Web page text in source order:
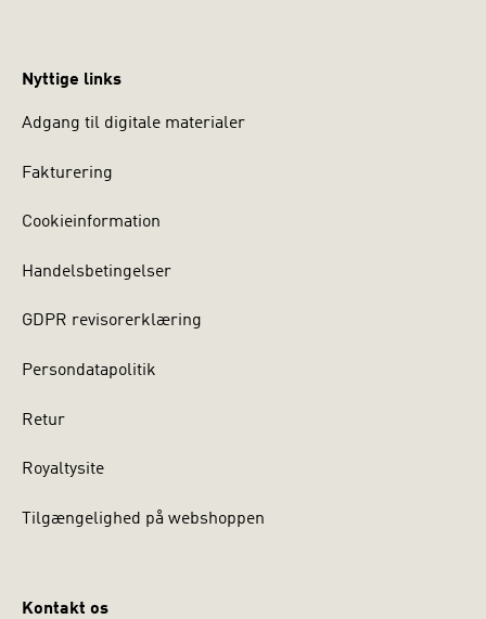
Nyttige links
Adgang til digitale materialer
Fakturering
Cookieinformation
Handelsbetingelser
GDPR revisorerklæring
Persondatapolitik
Retur
Royaltysite
Tilgængelighed på webshoppen
Kontakt os